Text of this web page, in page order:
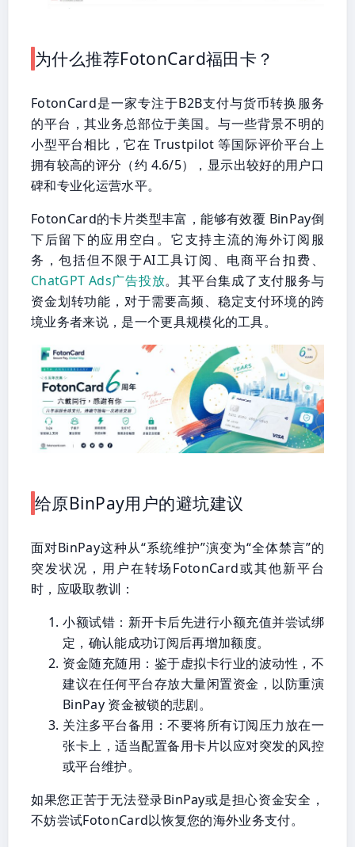
为什么推荐FotonCard福田卡？
FotonCard是一家专注于B2B支付与货币转换服务
的平台，其业务总部位于美国。与一些背景不明的
小型平台相比，它在 Trustpilot 等国际评价平台上
拥有较高的评分（约 4.6/5），显示出较好的用户口
碑和专业化运营水平。
FotonCard的卡片类型丰富，能够有效覆 BinPay倒
下后留下的应用空白。它支持主流的海外订阅服
务，包括但不限于AI工具订阅、电商平台扣费、
ChatGPT Ads广告投放。其平台集成了支付服务与
资金划转功能，对于需要高频、稳定支付环境的跨
境业务者来说，是一个更具规模化的工具。
给原BinPay用户的避坑建议
面对BinPay这种从“系统维护”演变为“全体禁言”的
突发状况，用户在转场FotonCard或其他新平台
时，应吸取教训：
小额试错：新开卡后先进行小额充值并尝试绑
定，确认能成功订阅后再增加额度。
资金随充随用：鉴于虚拟卡行业的波动性，不
建议在任何平台存放大量闲置资金，以防重演
BinPay 资金被锁的悲剧。
关注多平台备用：不要将所有订阅压力放在一
张卡上，适当配置备用卡片以应对突发的风控
或平台维护。
如果您正苦于无法登录BinPay或是担心资金安全，
不妨尝试FotonCard以恢复您的海外业务支付。